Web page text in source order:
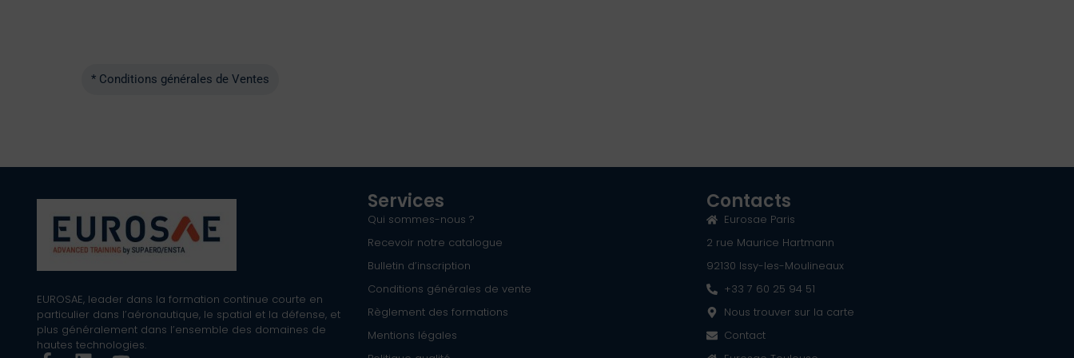
* Conditions générales de Ventes
EUROSAE, leader dans la formation continue courte en
particulier dans l’aéronautique, le spatial et la défense, et
plus généralement dans l’ensemble des domaines de
hautes technologies.
Services
Qui sommes-nous ?
Recevoir notre catalogue
Bulletin d’inscription
Conditions générales de vente
Règlement des formations
Mentions légales
Contacts
Eurosae Paris
2 rue Maurice Hartmann
92130 Issy-les-Moulineaux
+33 7 60 25 94 51
Nous trouver sur la carte
Contact